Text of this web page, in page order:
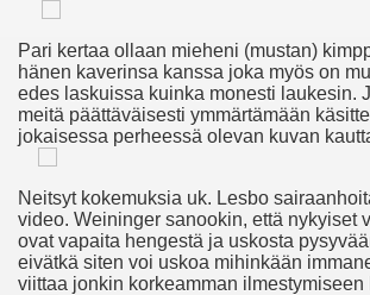
Pari kertaa ollaan mieheni (mustan)
hänen kaverinsa kanssa joka myös on
edes laskuissa kuinka monesti laukesin.
meitä päättäväisesti ymmärtämään
jokaisessa perheessä olevan kuvan
Neitsyt kokemuksia uk. Lesbo
video. Weininger sanookin, että nykyiset
ovat vapaita hengestä ja uskosta
eivätkä siten voi uskoa mihinkään
viittaa jonkin korkeamman ilmestymiseen
Geile Omakut Dikke Zwarte
Fetisjweek Grote Gambar
Anal Sex Video
27?